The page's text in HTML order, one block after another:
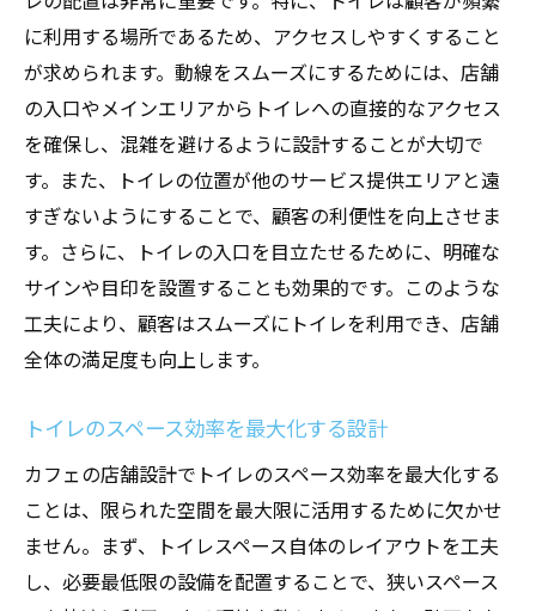
に利用する場所であるため、アクセスしやすくすること
が求められます。動線をスムーズにするためには、店舗
の入口やメインエリアからトイレへの直接的なアクセス
を確保し、混雑を避けるように設計することが大切で
す。また、トイレの位置が他のサービス提供エリアと遠
すぎないようにすることで、顧客の利便性を向上させま
す。さらに、トイレの入口を目立たせるために、明確な
サインや目印を設置することも効果的です。このような
工夫により、顧客はスムーズにトイレを利用でき、店舗
全体の満足度も向上します。
トイレのスペース効率を最大化する設計
カフェの店舗設計でトイレのスペース効率を最大化する
ことは、限られた空間を最大限に活用するために欠かせ
ません。まず、トイレスペース自体のレイアウトを工夫
し、必要最低限の設備を配置することで、狭いスペース